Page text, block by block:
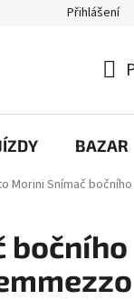
Přihlášení
BAZAR
Morini Snímač
bočního